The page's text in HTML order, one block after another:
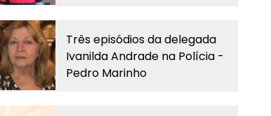
Três episódios da delegada
Ivanilda Andrade na Polícia -
Pedro Marinho